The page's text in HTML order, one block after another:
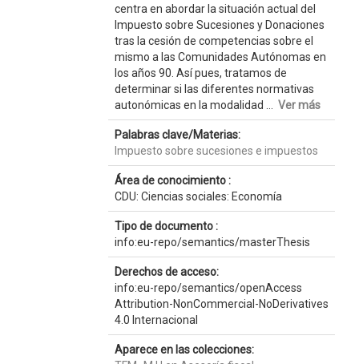
centra en abordar la situación actual del
Impuesto sobre Sucesiones y Donaciones
tras la cesión de competencias sobre el
mismo a las Comunidades Autónomas en
los años 90. Así pues, tratamos de
determinar si las diferentes normativas
autonómicas en la modalidad ... Ver más
Palabras clave/Materias:
Impuesto sobre sucesiones e impuestos
Área de conocimiento :
CDU: Ciencias sociales: Economía
Tipo de documento :
info:eu-repo/semantics/masterThesis
Derechos de acceso:
info:eu-repo/semantics/openAccess
Attribution-NonCommercial-NoDerivatives
4.0 Internacional
Aparece en las colecciones: